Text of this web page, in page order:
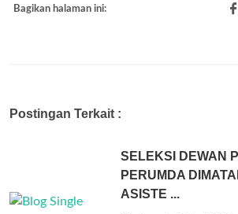
Bagikan halaman ini:
Postingan Terkait :
SELEKSI DEWAN
PERUMDA
ASISTE ...